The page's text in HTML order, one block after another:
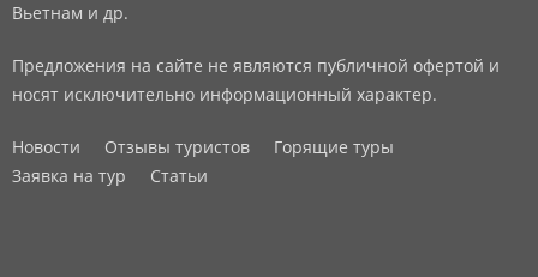
Вьетнам и др.
Предложения на сайте не являются публичной офертой и
носят исключительно информационный характер.
Новости Отзывы туристов
Горящие туры
Заявка на тур
Статьи